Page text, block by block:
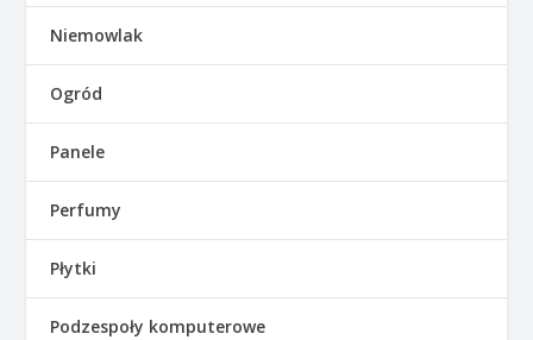
Niemowlak
Ogród
Panele
Perfumy
Płytki
Podzespoły komputerowe